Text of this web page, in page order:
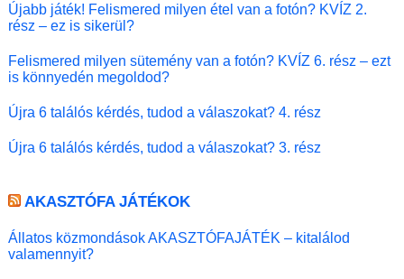
Újabb játék! Felismered milyen étel van a fotón? KVÍZ 2.
rész – ez is sikerül?
Felismered milyen sütemény van a fotón? KVÍZ 6. rész – ezt
is könnyedén megoldod?
Újra 6 találós kérdés, tudod a válaszokat? 4. rész
Újra 6 találós kérdés, tudod a válaszokat? 3. rész
AKASZTÓFA JÁTÉKOK
Állatos közmondások AKASZTÓFAJÁTÉK – kitalálod
valamennyit?